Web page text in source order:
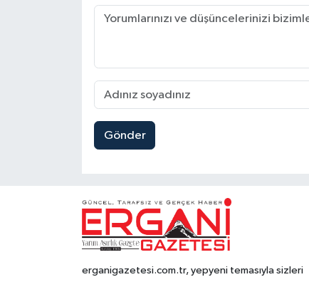
Gönder
erganigazetesi.com.tr, yepyeni temasıyla sizleri